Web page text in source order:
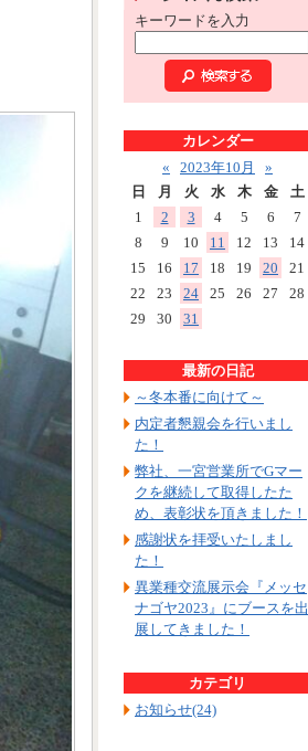
キーワードを入力
カレンダー
«
2023年10月
»
日
月 火 水 木 金
土
1
2 3 4 5 6
7
8
9 10 11 12 13
14
15
16 17 18 19 20
21
22
23 24 25 26 27
28
29
30 31
最新の日記
～冬本番に向けて～
内定者懇親会を行いまし
た！
弊社、一宮営業所でGマー
クを継続して取得したた
め、表彰状を頂きました！
感謝状を拝受いたしまし
た！
異業種交流展示会『メッセ
ナゴヤ2023』にブースを出
展してきました！
カテゴリ
お知らせ(24)